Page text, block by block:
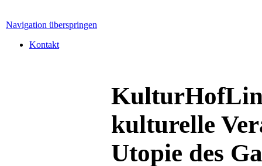
Navigation überspringen
Kontakt
kulturelle
Utopie des